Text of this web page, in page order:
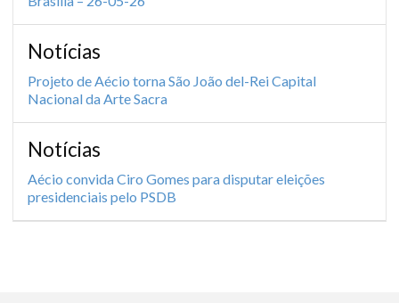
Notícias
Projeto de Aécio torna São João del-Rei Capital
Nacional da Arte Sacra
Notícias
Aécio convida Ciro Gomes para disputar eleições
presidenciais pelo PSDB